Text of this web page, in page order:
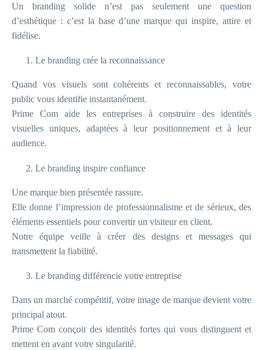
Un branding solide n’est pas seulement une question
d’esthétique : c’est la base d’une marque qui inspire, attire et
fidélise.
Le branding crée la reconnaissance
Quand vos visuels sont cohérents et reconnaissables, votre
public vous identifie instantanément.
Prime Com aide les entreprises à construire des identités
visuelles uniques, adaptées à leur positionnement et à leur
audience.
Le branding inspire confiance
Une marque bien présentée rassure.
Elle donne l’impression de professionnalisme et de sérieux, des
éléments essentiels pour convertir un visiteur en client.
Notre équipe veille à créer des designs et messages qui
transmettent la fiabilité.
Le branding différencie votre entreprise
Dans un marché compétitif, votre image de marque devient votre
principal atout.
Prime Com conçoit des identités fortes qui vous distinguent et
mettent en avant votre singularité.